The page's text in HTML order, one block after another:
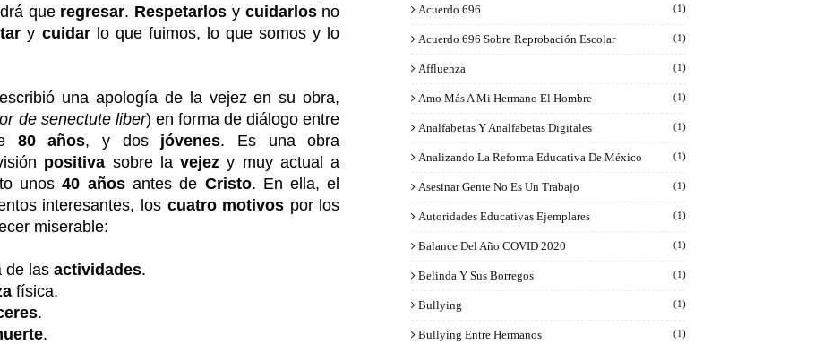
que regresar. Respetarlos y cuidarlosno
y cuidarlo que fuimos, lo que somos y lo
una apología de la vejez en su obra,
de senectute liber) en forma de diálogo entre
80 años, y dos jóvenes. Es una obra
positiva sobre lavejez y muy actual a
unos40 añosantes de Cristo. En ella, el
interesantes, los cuatro motivos por los
miserable:
de las actividades.
física.
.
.
Acuerdo 696 (1)
Acuerdo 696 Sobre Reprobación Escolar (1)
Affluenza (1)
Amo Más A Mi Hermano El Hombre (1)
Analfabetas Y Analfabetas Digitales (1)
Analizando La Reforma Educativa De México (1)
Asesinar Gente No Es Un Trabajo (1)
Autoridades Educativas Ejemplares (1)
Balance Del Año COVID 2020 (1)
Belinda Y Sus Borregos (1)
Bullying (1)
Bullying Entre Hermanos (1)